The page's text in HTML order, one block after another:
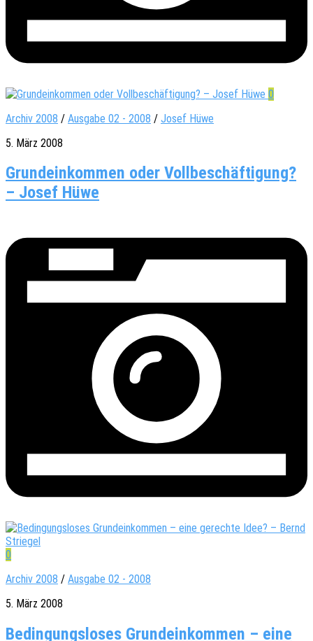
0
Archiv 2008 / Ausgabe 02 - 2008 / Josef Hüwe
5. März 2008
Grundeinkommen oder Vollbeschäftigung?
– Josef Hüwe
0
Archiv 2008 / Ausgabe 02 - 2008
5. März 2008
Bedingungsloses Grundeinkommen – eine